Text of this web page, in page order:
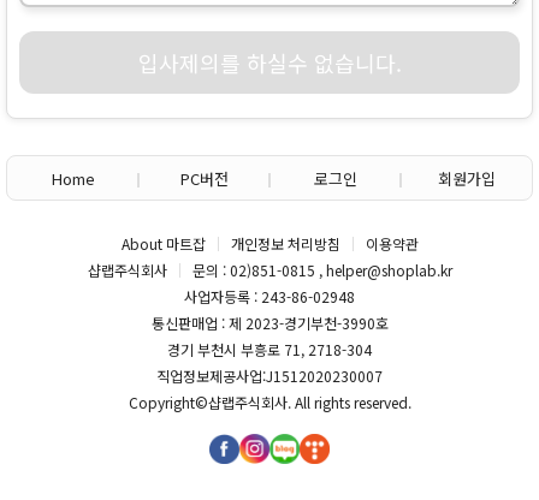
입사제의를 하실수 없습니다.
Home PC버전 로그인 회원가입
About 마트잡 개인정보 처리방침
이용약관
샵랩주식회사
문의 : 02)851-0815 , helper@shoplab.kr
사업자등록 : 243-86-02948
통신판매업 : 제 2023-경기부천-3990호
경기 부천시 부흥로 71, 2718-304
직업정보제공사업:J1512020230007
Copyright©샵랩주식회사. All rights reserved.